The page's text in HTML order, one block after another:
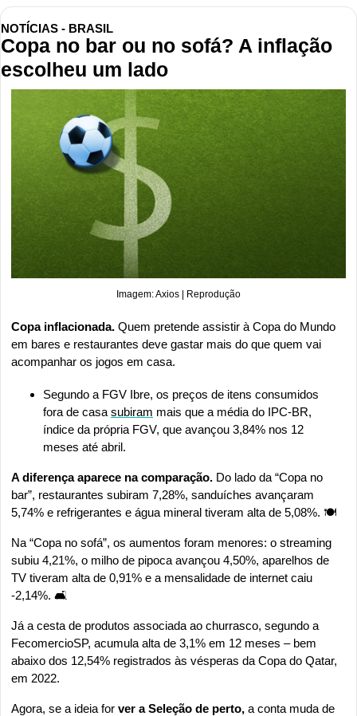
NOTÍCIAS - BRASIL
Copa no bar ou no sofá? A inflação
escolheu um lado
Imagem: Axios | Reprodução
Copa inflacionada. Quem pretende assistir à Copa do Mundo
em bares e restaurantes deve gastar mais do que quem vai
acompanhar os jogos em casa.
Segundo a FGV Ibre, os preços de itens consumidos
fora de casa subiram mais que a média do IPC-BR,
índice da própria FGV, que avançou 3,84% nos 12
meses até abril.
A diferença aparece na comparação. Do lado da “Copa no
bar”, restaurantes subiram 7,28%, sanduíches avançaram
5,74% e refrigerantes e água mineral tiveram alta de 5,08%. 🍽️
Na “Copa no sofá”, os aumentos foram menores: o streaming
subiu 4,21%, o milho de pipoca avançou 4,50%, aparelhos de
TV tiveram alta de 0,91% e a mensalidade de internet caiu
-2,14%. 🛋️
Já a cesta de produtos associada ao churrasco, segundo a
FecomercioSP, acumula alta de 3,1% em 12 meses – bem
abaixo dos 12,54% registrados às vésperas da Copa do Qatar,
em 2022.
Agora, se a ideia for ver a Seleção de perto, a conta muda de